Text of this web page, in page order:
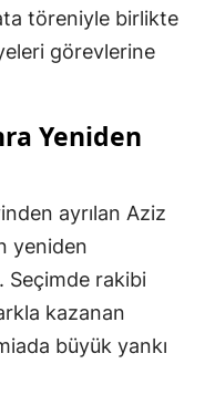
töreniyle birlikte
görevlerine
Yeniden
ayrılan Aziz
yeniden
Seçimde rakibi
kazanan
büyük yankı